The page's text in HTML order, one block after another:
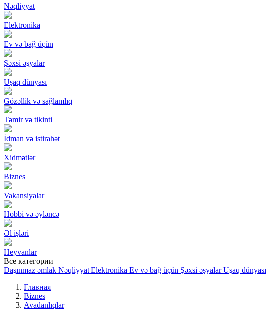
Nəqliyyat
Elektronika
Ev və bağ üçün
Şəxsi əşyalar
Uşaq dünyası
Gözəllik və sağlamlıq
Təmir və tikinti
İdman və istirahət
Xidmətlər
Biznes
Vakansiyalar
Hobbi və əyləncə
Əl işləri
Heyvanlar
Все категории
Daşınmaz əmlak Nəqliyyat Elektronika Ev və bağ üçün Şəxsi əşyalar Uşaq dünyası
Главная
Biznes
Avadanlıqlar